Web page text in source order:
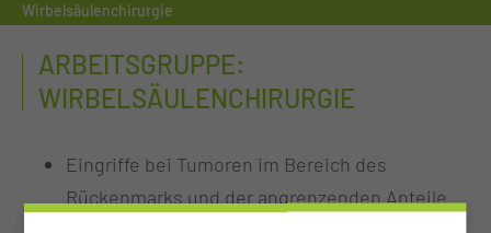
Wirbelsäulenchirurgie
ARBEITSGRUPPE:
WIRBELSÄULENCHIRURGIE
Eingriffe bei Tumoren im Bereich des
Rückenmarks und der angrenzenden Anteile